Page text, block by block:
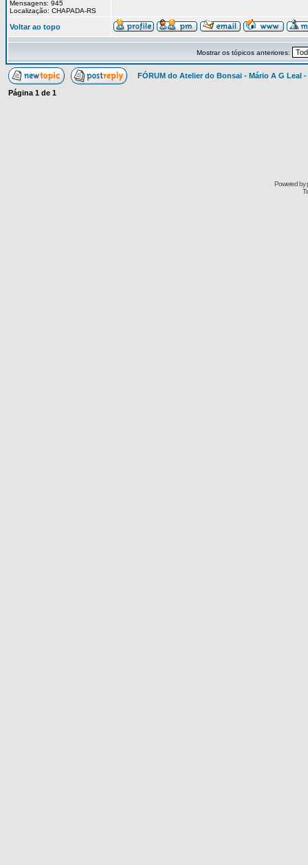
Mensagens: 945
Localização: CHAPADA-RS
Voltar ao topo
Mostrar os tópicos anteriores:
FÓRUM do Atelier do Bonsai - Mário A G Leal
Página 1 de 1
Powered by